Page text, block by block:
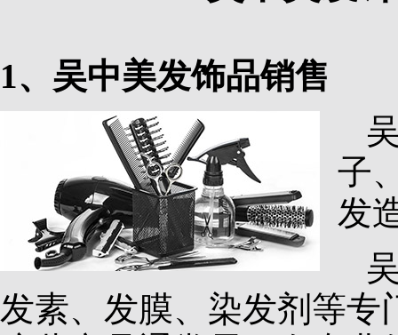
1、吴中美发饰品销售
子
发
发素、发膜、染发剂等